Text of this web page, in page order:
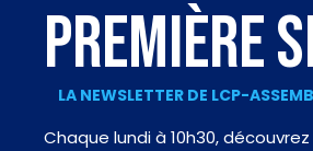
PREMIÈRE
LA NEWSLETTER DE LCP-
Chaque lundi à 10h30, découvrez